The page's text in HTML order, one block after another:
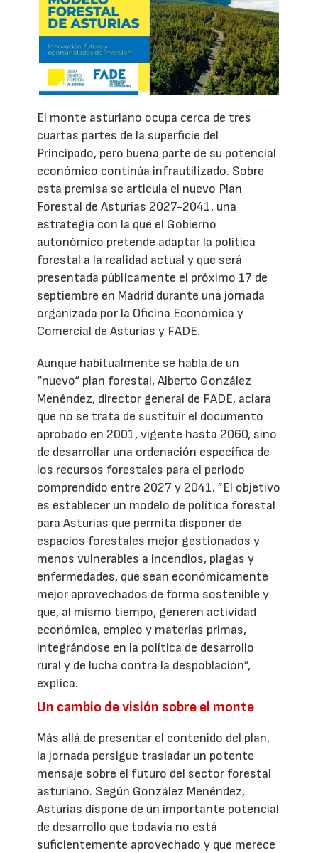
El monte asturiano ocupa cerca de tres
cuartas partes de la superficie del
Principado, pero buena parte de su potencial
económico continúa infrautilizado. Sobre
esta premisa se articula el nuevo Plan
Forestal de Asturias 2027-2041, una
estrategia con la que el Gobierno
autonómico pretende adaptar la política
forestal a la realidad actual y que será
presentada públicamente el próximo 17 de
septiembre en Madrid durante una jornada
organizada por la Oficina Económica y
Comercial de Asturias y FADE.
Aunque habitualmente se habla de un
“nuevo“ plan forestal, Alberto González
Menéndez, director general de FADE, aclara
que no se trata de sustituir el documento
aprobado en 2001, vigente hasta 2060, sino
de desarrollar una ordenación específica de
los recursos forestales para el periodo
comprendido entre 2027 y 2041. ”El objetivo
es establecer un modelo de política forestal
para Asturias que permita disponer de
espacios forestales mejor gestionados y
menos vulnerables a incendios, plagas y
enfermedades, que sean económicamente
mejor aprovechados de forma sostenible y
que, al mismo tiempo, generen actividad
económica, empleo y materias primas,
integrándose en la política de desarrollo
rural y de lucha contra la despoblación”,
explica.
Un cambio de visión sobre el monte
Más allá de presentar el contenido del plan,
la jornada persigue trasladar un potente
mensaje sobre el futuro del sector forestal
asturiano. Según González Menéndez,
Asturias dispone de un importante potencial
de desarrollo que todavía no está
suficientemente aprovechado y que merece